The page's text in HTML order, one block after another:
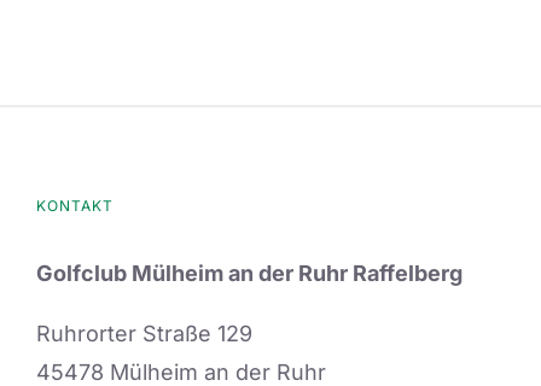
KONTAKT
Golfclub Mülheim an der Ruhr Raffelberg
Ruhrorter Straße 129
45478 Mülheim an der Ruhr